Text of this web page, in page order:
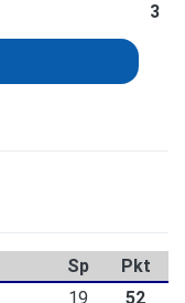
3
Sp
Pkt
19 52